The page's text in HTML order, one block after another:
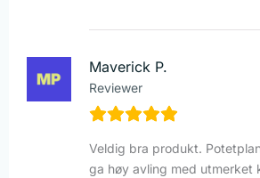
Maverick P.
Reviewer
Veldig bra produkt.
ga høy avling med utmerket